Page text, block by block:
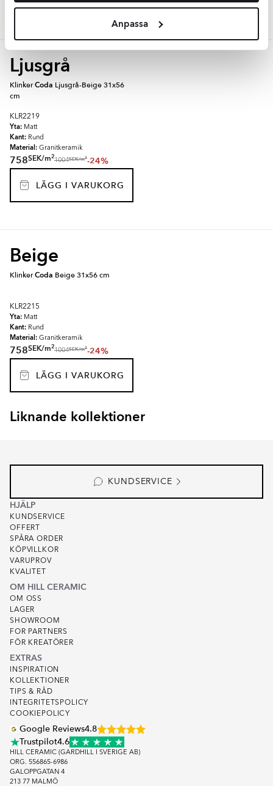
Anpassa
Ljusgrå
KlinkerCoda Ljusgrå-Beige 31x56
cm
KLR2219
Yta: Matt
Kant: Rund
Material: Granitkeramik
758SEK/m2
1004SEK/m2-24%
LÄGG I VARUKORG
Beige
KlinkerCoda Beige 31x56 cm
KLR2215
Yta: Matt
Kant: Rund
Material: Granitkeramik
758SEK/m2
1004SEK/m2-24%
LÄGG I VARUKORG
Liknande kollektioner
NATURAL SLATE
KUNDSERVICE
HJÄLP
KUNDSERVICE
OFFERT
SPÅRA ORDER
KÖPVILLKOR
VARUPROV
KVALITET
OM HILL CERAMIC
OM OSS
LAGER
SHOWROOM
FOR PARTNERS
FÖR KREATÖRER
EXTRAS
INSPIRATION
KOLLEKTIONER
TIPS & RÅD
INTEGRITETSPOLICY
COOKIEPOLICY
Google Reviews4.8
Trustpilot4.6
HILL CERAMIC (GARDHILL I SVERIGE AB)
ORG. 556865-6986
GALOPPGATAN 4
213 77 MALMÖ